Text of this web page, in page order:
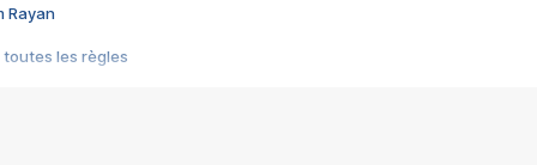
Rayan
toutes les règles